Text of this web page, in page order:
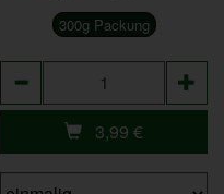
300g Packung
3,99 €